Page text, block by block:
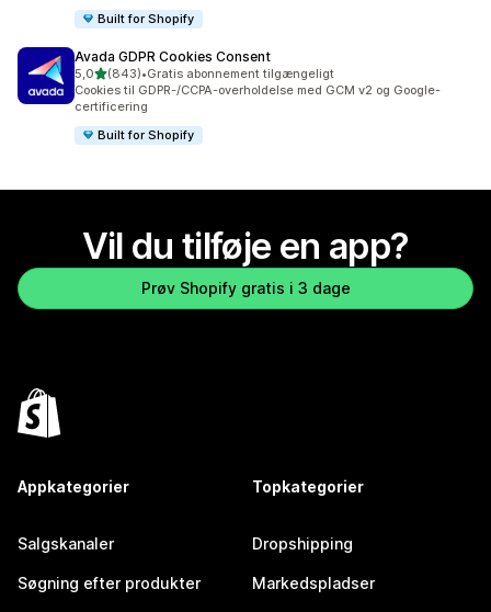
Built for Shopify
Avada GDPR Cookies Consent
5,0ud af 5 stjerner
(843)
843 anmeldelser i alt
•Gratis abonnement tilgængeligt
Cookies til GDPR-/CCPA-overholdelse med GCM v2 og Google-
certificering
Built for Shopify
Vil du tilføje en app?
Prøv Shopify gratis i 3 dage
Appkategorier
Salgskanaler
Søgning efter produkter
Topkategorier
Dropshipping
Markedspladser